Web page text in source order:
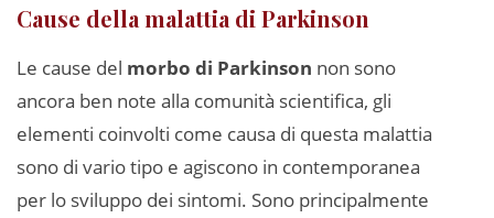
Cause della malattia di Parkinson
Le cause del morbo di Parkinson non sono
ancora ben note alla comunità scientifica, gli
elementi coinvolti come causa di questa malattia
sono di vario tipo e agiscono in contemporanea
per lo sviluppo dei sintomi. Sono principalmente